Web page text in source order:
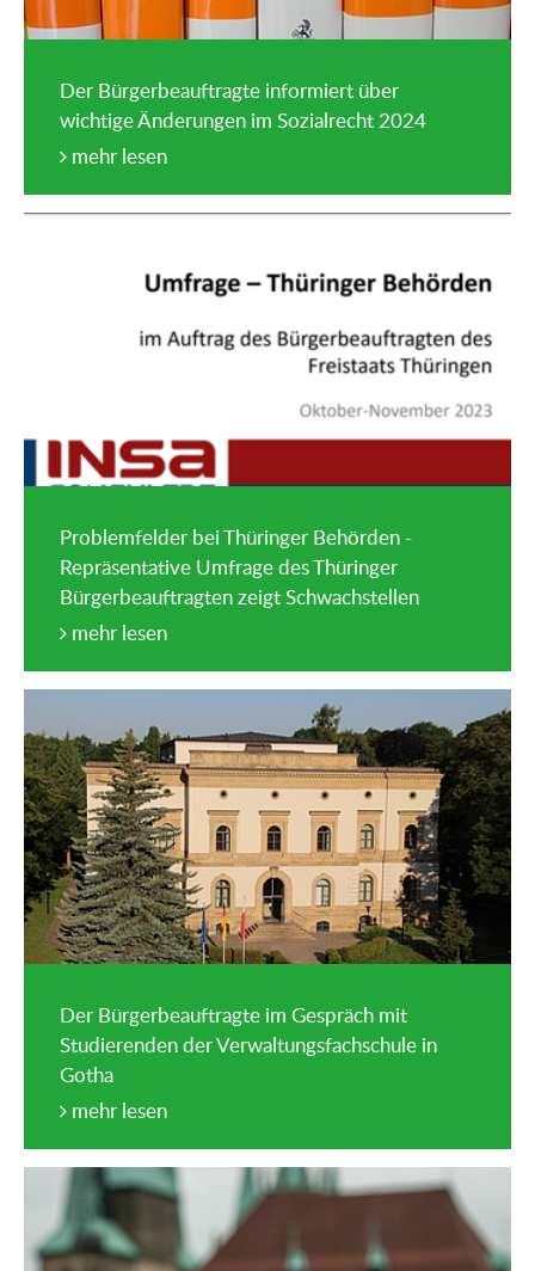
Der Bürgerbeauftragte informiert über
wichtige Änderungen im Sozialrecht 2024
mehr lesen
Problemfelder bei Thüringer Behörden -
Repräsentative Umfrage des Thüringer
Bürgerbeauftragten zeigt Schwachstellen
mehr lesen
Der Bürgerbeauftragte im Gespräch mit
Studierenden der Verwaltungsfachschule in
Gotha
mehr lesen